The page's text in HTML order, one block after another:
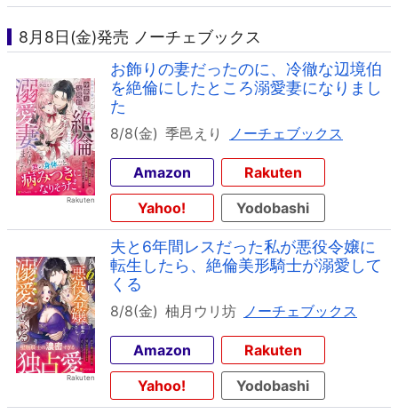
8月8日(金)発売 ノーチェブックス
お飾りの妻だったのに、冷徹な辺境伯
を絶倫にしたところ溺愛妻になりまし
た
8/8(金) 季邑えり ノーチェブックス
Amazon
Rakuten
Yahoo!
Yodobashi
夫と6年間レスだった私が悪役令嬢に
転生したら、絶倫美形騎士が溺愛して
くる
8/8(金) 柚月ウリ坊 ノーチェブックス
Amazon
Rakuten
Yahoo!
Yodobashi